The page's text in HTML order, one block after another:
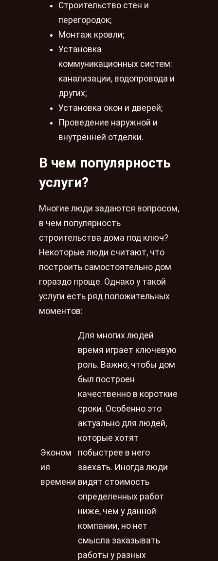
Строительство стен и
перегородок;
Монтаж кровли;
Установка
коммуникационных систем:
канализации, водопровода и
других;
Установка окон и дверей;
Проведение наружной и
внутренней отделки.
В чем популярность
услуги?
Многие люди задаются вопросом,
в чем популярность
строительства дома под ключ?
Некоторые люди считают, что
построить самостоятельно дом
гораздо проще. Однако у такой
услуги есть ряд положительных
моментов:
Эконом
ия
времени
Для многих людей
время играет ключевую
роль. Важно, чтобы дом
был построен
качественно в короткие
сроки. Особенно это
актуально для людей,
которые хотят
побыстрее в него
заехать. Иногда люди
видят стоимость
определенных работ
ниже, чем у данной
компании, но нет
смысла заказывать
работы у разных